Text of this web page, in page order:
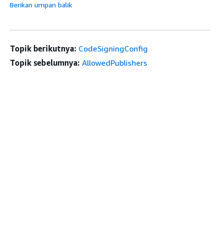
Berikan umpan balik
Topik berikutnya: CodeSigningConfig
Topik sebelumnya: AllowedPublishers